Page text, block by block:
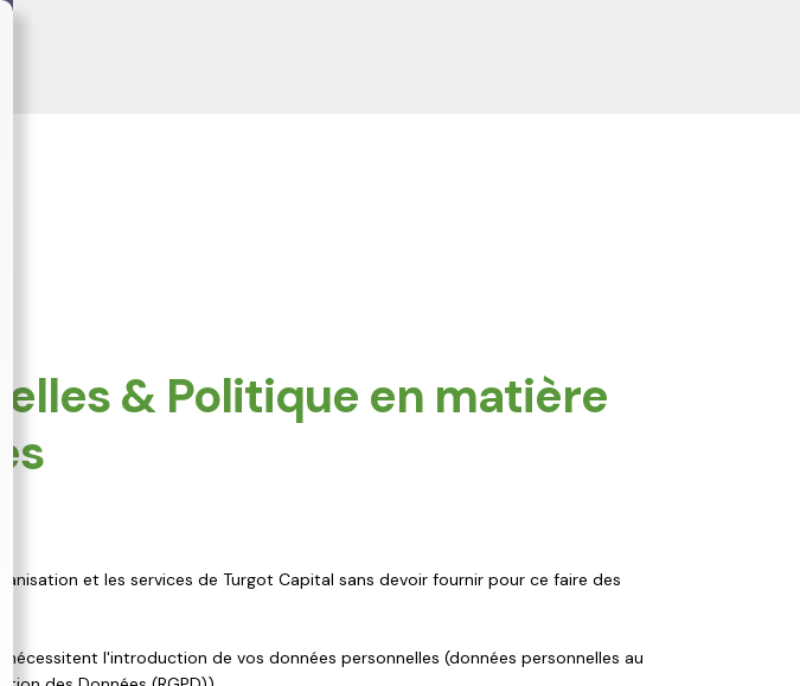
& Politique en matière
et les services de Turgot Capital sans devoir fournir pour ce faire des
l'introduction de vos données personnelles (données personnelles au